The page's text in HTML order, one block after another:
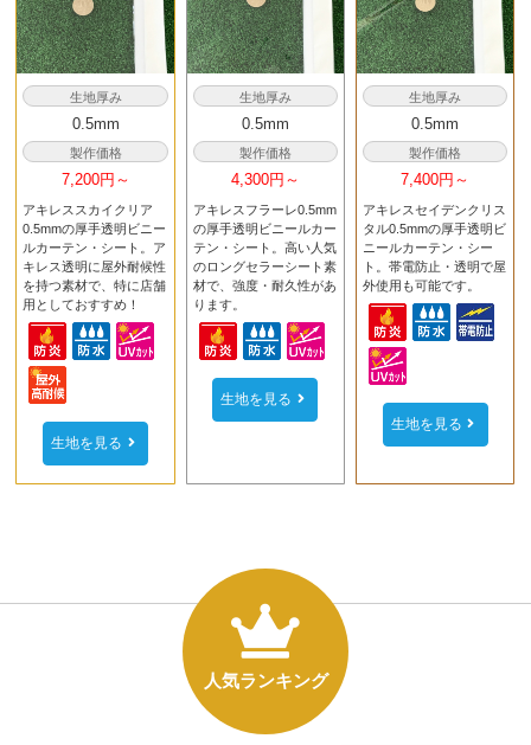
生地厚み
0.5mm
製作価格
7,200円～
アキレススカイクリア
0.5mmの厚手透明ビニー
ルカーテン・シート。ア
キレス透明に屋外耐候性
を持つ素材で、特に店舗
用としておすすめ！
生地を見る
生地厚み
0.5mm
製作価格
4,300円～
アキレスフラーレ0.5mm
の厚手透明ビニールカー
テン・シート。高い人気
のロングセラーシート素
材で、強度・耐久性があ
ります。
生地を見る
生地厚み
0.5mm
製作価格
7,400円～
アキレスセイデンクリス
タル0.5mmの厚手透明ビ
ニールカーテン・シー
ト。帯電防止・透明で屋
外使用も可能です。
生地を見る
人気ランキング